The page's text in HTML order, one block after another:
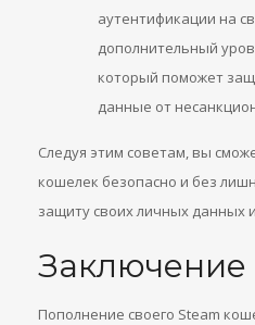
аутентификации на
дополнительный
который поможет
данные от
Следуя этим советам, вы
кошелек безопасно и без
защиту своих личных данных
Заключение
Пополнение своего Steam